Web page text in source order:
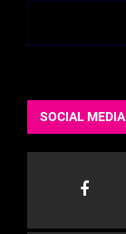
SOCIAL MEDIA